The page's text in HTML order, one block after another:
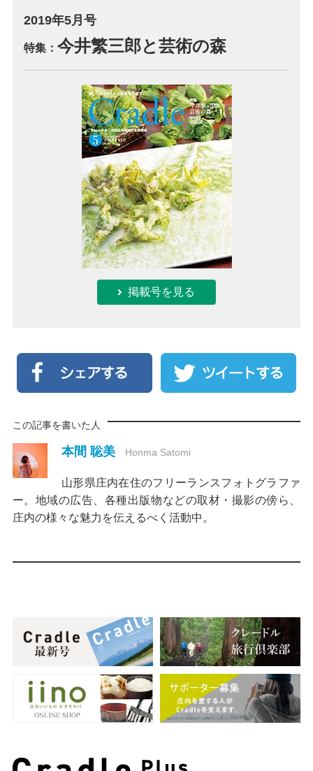
2019年5月号
特集：今井繁三郎と芸術の森
掲載号を見る
この記事を書いた人
本間 聡美 Honma Satomi
山形県庄内在住のフリーランスフォトグラファ
ー。地域の広告、各種出版物などの取材・撮影の傍ら、
庄内の様々な魅力を伝えるべく活動中。